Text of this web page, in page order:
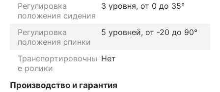
Регулировка
положения сидения
3 уровня, от 0 до 35°
Регулировка
положения спинки
5 уровней, от -20 до 90°
Транспортировочны
е ролики
Нет
Производство и гарантия